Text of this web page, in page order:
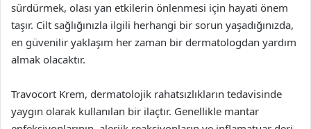
sürdürmek, olası yan etkilerin önlenmesi için hayati önem
taşır. Cilt sağlığınızla ilgili herhangi bir sorun yaşadığınızda,
en güvenilir yaklaşım her zaman bir dermatologdan yardım
almak olacaktır.
Travocort Krem, dermatolojik rahatsızlıkların tedavisinde
yaygın olarak kullanılan bir ilaçtır. Genellikle mantar